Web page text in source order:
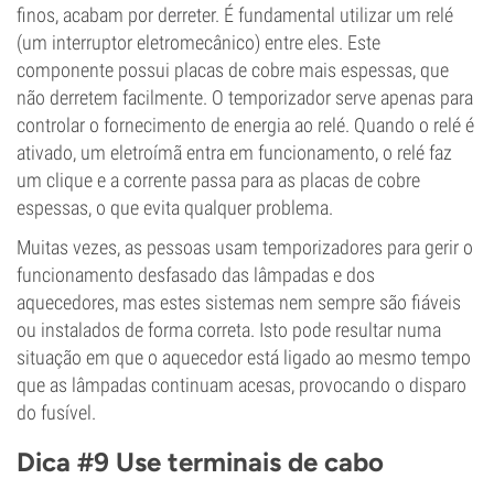
finos, acabam por derreter. É fundamental utilizar um relé
(um interruptor eletromecânico) entre eles. Este
componente possui placas de cobre mais espessas, que
não derretem facilmente. O temporizador serve apenas para
controlar o fornecimento de energia ao relé. Quando o relé é
ativado, um eletroímã entra em funcionamento, o relé faz
um clique e a corrente passa para as placas de cobre
espessas, o que evita qualquer problema.
Muitas vezes, as pessoas usam temporizadores para gerir o
funcionamento desfasado das lâmpadas e dos
aquecedores, mas estes sistemas nem sempre são fiáveis
ou instalados de forma correta. Isto pode resultar numa
situação em que o aquecedor está ligado ao mesmo tempo
que as lâmpadas continuam acesas, provocando o disparo
do fusível.
Dica #9 Use terminais de cabo